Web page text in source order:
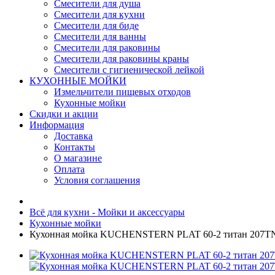
Смесители для душа
Смесители для кухни
Смесители для биде
Смесители для ванны
Смесители для раковины
Смесители для раковины краны
Смесители с гигиенической лейкой
КУХОННЫЕ МОЙКИ
Измельчители пищевых отходов
Кухонные мойки
Скидки и акции
Информация
Доставка
Контакты
О магазине
Оплата
Условия соглашения
Всё для кухни - Мойки и аксессуары
Кухонные мойки
Кухонная мойка KUCHENSTERN PLAT 60-2 титан